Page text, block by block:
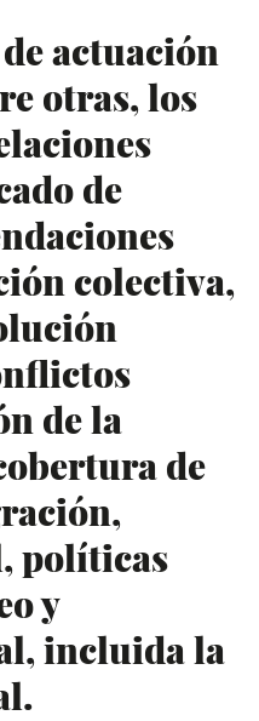
actuación
otras, los
de
colectiva,
de la
de
políticas
y
incluida la